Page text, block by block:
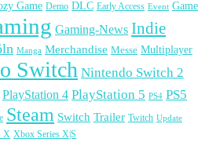
Game Demo DLC Early Access Event Game
Gaming-News Indie
Manga Merchandise Messe Multiplayer
Switch Nintendo Switch 2
PlayStation 4 PlayStation 5 PS4 PS5
Steam Switch Trailer Twitch Update
X Xbox Series X|S